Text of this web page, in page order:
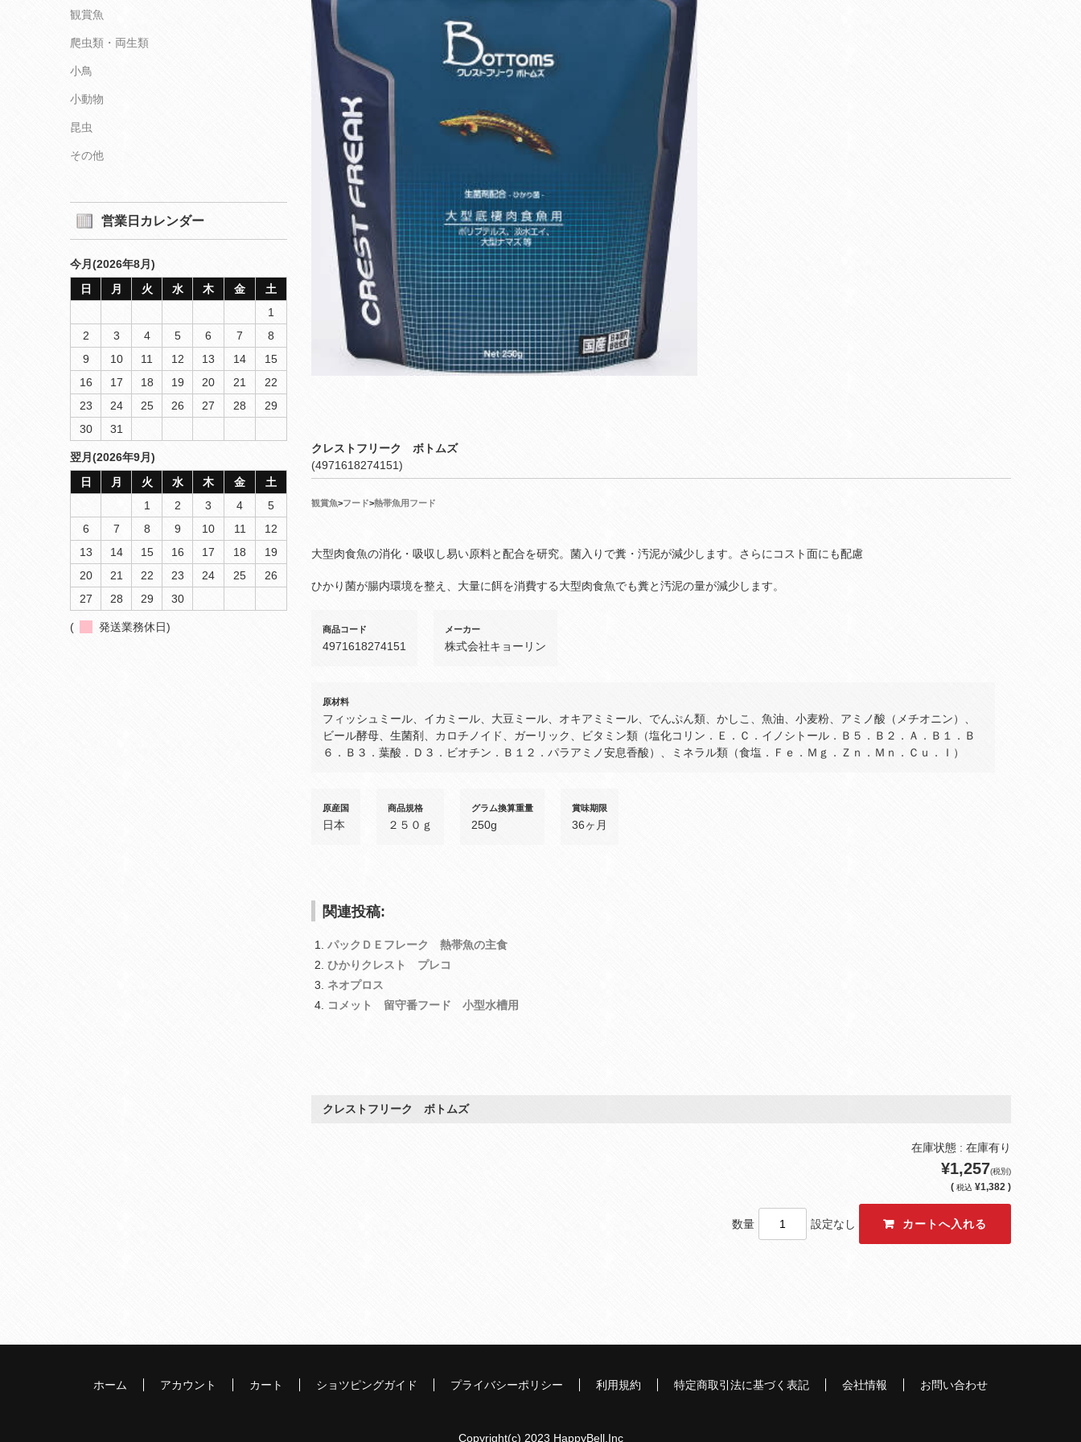
クレストフリーク ボトムズ
(4971618274151)
観賞魚>フード>熱帯魚用フード
大型肉食魚の消化・吸収し易い原料と配合を研究。菌入りで糞・汚泥が減少します。さらにコスト面にも配慮
ひかり菌が腸内環境を整え、大量に餌を消費する大型肉食魚でも糞と汚泥の量が減少します。
商品コード
4971618274151
メーカー
株式会社キョーリン
原材料
フィッシュミール、イカミール、大豆ミール、オキアミミール、でんぷん類、かしこ、魚油、小麦粉、アミノ酸（メチオニン）、
ビール酵母、生菌剤、カロチノイド、ガーリック、ビタミン類（塩化コリン．Ｅ．Ｃ．イノシトール．Ｂ５．Ｂ２．Ａ．Ｂ１．Ｂ
６．Ｂ３．葉酸．Ｄ３．ビオチン．Ｂ１２．パラアミノ安息香酸）、ミネラル類（食塩．Ｆｅ．Ｍｇ．Ｚｎ．Ｍｎ．Ｃｕ．Ｉ）
原産国
日本
商品規格
２５０ｇ
グラム換算重量
250g
賞味期限
36ヶ月
関連投稿:
パックＤＥフレーク 熱帯魚の主食
ひかりクレスト プレコ
ネオプロス
コメット 留守番フード 小型水槽用
クレストフリーク ボトムズ
在庫状態 : 在庫有り
¥1,257(税別)
( 税込 ¥1,382 )
数量 設定なし
観賞魚
爬虫類・両生類
小鳥
小動物
昆虫
その他
営業日カレンダー
今月(2026年8月)
日
月 火 水 木 金
土
1
2
3 4 5 6 7
8
9
10 11 12 13 14
15
16
17 18 19 20 21
22
23
24 25 26 27 28
29
30
31
翌月(2026年9月)
日
月 火 水 木 金
土
1
2 3 4
5
6
7 8 9 10 11
12
13
14 15 16 17 18
19
20
21 22 23 24 25
26
27
28 29 30
( 発送業務休日)
ホーム アカウント カート ショツピングガイド プライバシーポリシー 利用規約 特定商取引法に基づく表記 会社情報 お問い合わせ
Copyright(c) 2023 HappyBell.Inc